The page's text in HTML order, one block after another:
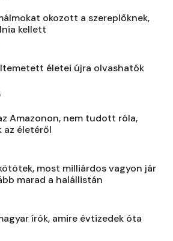
okozott a szereplőknek,
kellett
életei újra olvashatók
Amazonon, nem tudott róla,
az életéről
most milliárdos vagyon jár
marad a halállistán
írók, amire évtizedek óta